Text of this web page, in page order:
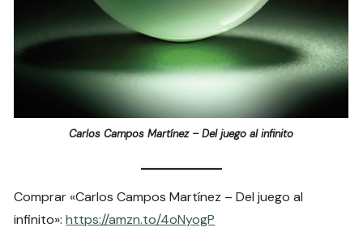
Carlos Campos Martínez – Del juego al infinito
Comprar «Carlos Campos Martínez – Del juego al
infinito»:https://amzn.to/4oNyogP